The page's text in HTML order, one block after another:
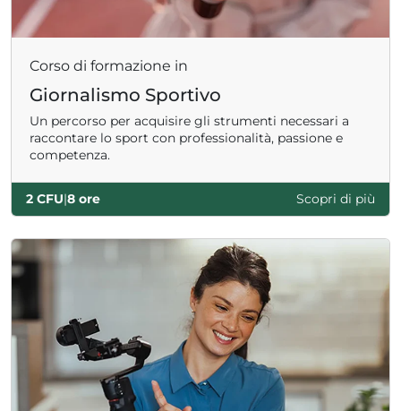
Corso di formazione in
Giornalismo Sportivo
Un percorso per acquisire gli strumenti necessari a
raccontare lo sport con professionalità, passione e
competenza.
2 CFU|8 ore Scopri di più